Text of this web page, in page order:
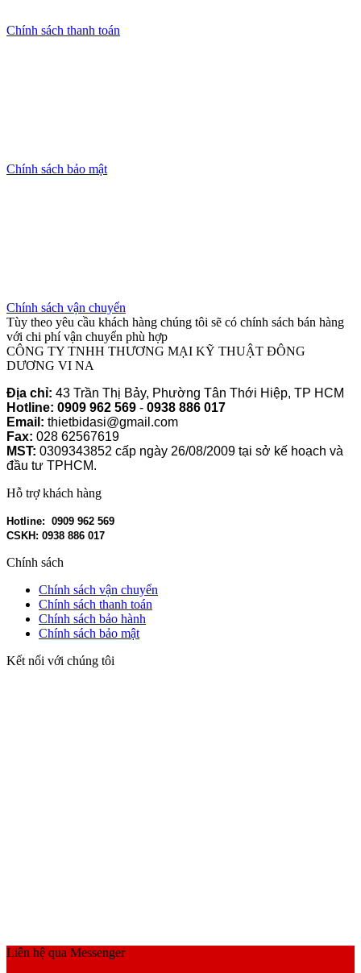
Chính sách thanh toán
Chính sách bảo mật
Chính sách vận chuyển
Tùy theo yêu cầu khách hàng chúng tôi sẽ có chính sách bán hàng
với chi phí vận chuyển phù hợp
CÔNG TY TNHH THƯƠNG MẠI KỸ THUẬT ĐÔNG
DƯƠNG VI NA
Địa chỉ: 43 Trần Thị Bảy, Phường Tân Thới Hiệp, TP HCM
Hotline: 0909 962 569 - 0938 886 017
Email: thietbidasi@gmail.com
Fax: 028 62567619
MST: 0309343852 cấp ngày 26/08/2009 tại sở kế hoạch và
đầu tư TPHCM.
Hỗ trợ khách hàng
Hotline: 0909 962 569
CSKH: 0938 886 017
Chính sách
Chính sách vận chuyển
Chính sách thanh toán
Chính sách bảo hành
Chính sách bảo mật
Kết nối với chúng tôi
Liên hệ qua Messenger